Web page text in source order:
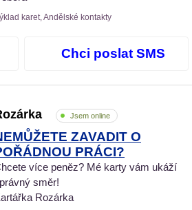
karet, Andělské kontakty
Chci poslat SMS
Jsem online
ZAVADIT O
PRÁCI?
více peněz? Mé karty vám ukáží
směr!
Rozárka